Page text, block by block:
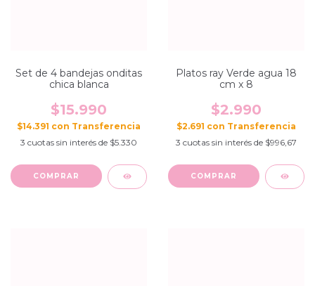
Set de 4 bandejas onditas
chica blanca
$15.990
$14.391 con
3 cuotas sin interés de $5.330
Platos ray Verde agua 18
cm x 8
$2.990
$2.691 con
3 cuotas sin interés de $996,67